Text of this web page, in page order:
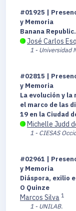
#01925 |
y Memoria
Banana
José Carlos
1 - Universidad
#02815 |
y Memoria
La evolución y
el marco de las
19 en la Ciudad
Michelle Judd
1 - CIESAS
#02961 |
y Memoria
Diáspora, exilio
O Quinze
Marcos Silva 1
1 - UNILAB.